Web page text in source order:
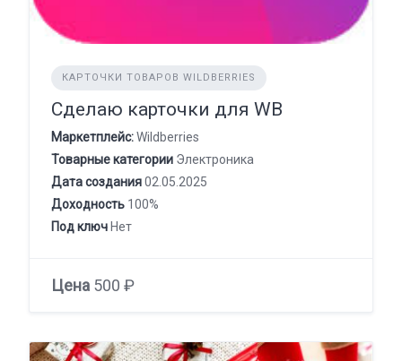
КАРТОЧКИ ТОВАРОВ WILDBERRIES
Сделаю карточки для WB
Маркетплейс:Wildberries
Товарные категории Электроника
Дата создания02.05.2025
Доходность 100%
Под ключ Нет
Цена 500 ₽